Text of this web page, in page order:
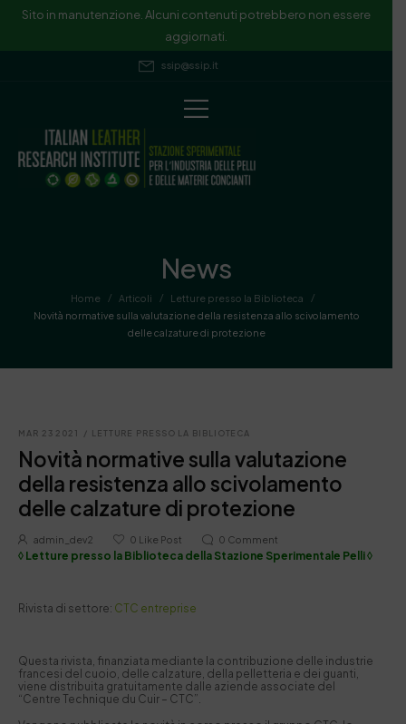
Sito in manutenzione. Alcuni contenuti potrebbero non essere
aggiornati.
ssip@ssip.it
News
Home / Articoli / Letture presso la Biblioteca
/
Novità normative sulla valutazione della resistenza allo scivolamento
delle calzature di protezione
MAR 23 2021 / LETTURE PRESSO LA BIBLIOTECA
Novità normative sulla valutazione
della resistenza allo scivolamento
delle calzature di protezione
admin_dev2 0 Like Post 0 Comment
◊ Letture presso la Biblioteca della Stazione Sperimentale Pelli ◊
Rivista di settore: CTC entreprise
Questa rivista, finanziata mediante la contribuzione delle industrie
francesi del cuoio, delle calzature, della pelletteria e dei guanti,
viene distribuita gratuitamente dalle aziende associate del
“Centre Technique du Cuir – CTC”.